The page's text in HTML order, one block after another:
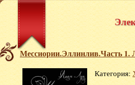
Мессиории.Эллинлив.Часть 1.
Категория: